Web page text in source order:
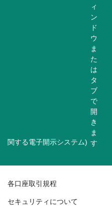
関する電子開示システム)
各口座取引規程
セキュリティについて